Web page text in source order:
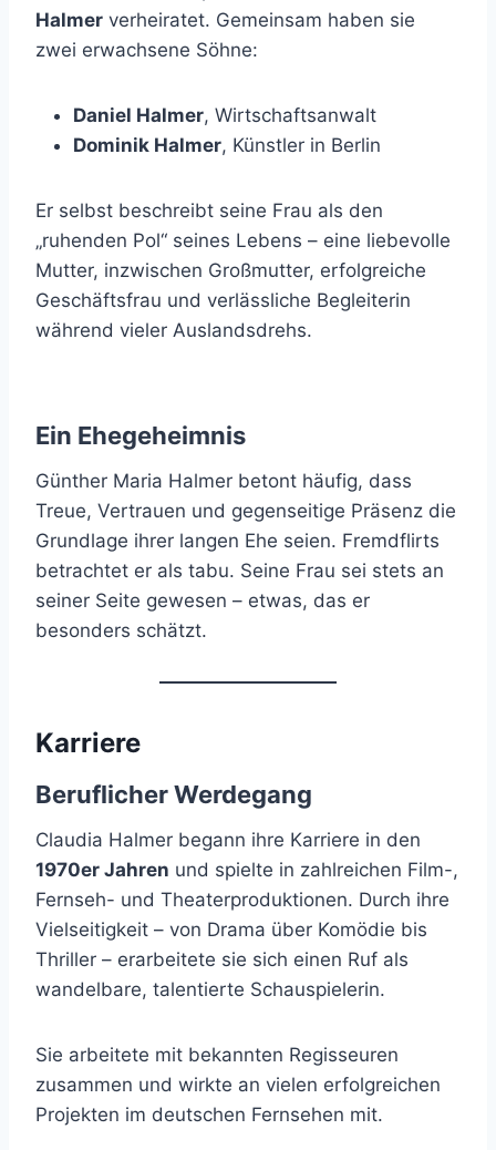
Halmer verheiratet. Gemeinsam haben sie
zwei erwachsene Söhne:
Daniel Halmer, Wirtschaftsanwalt
Dominik Halmer, Künstler in Berlin
Er selbst beschreibt seine Frau als den
„ruhenden Pol“ seines Lebens – eine liebevolle
Mutter, inzwischen Großmutter, erfolgreiche
Geschäftsfrau und verlässliche Begleiterin
während vieler Auslandsdrehs.
Ein Ehegeheimnis
Günther Maria Halmer betont häufig, dass
Treue, Vertrauen und gegenseitige Präsenz die
Grundlage ihrer langen Ehe seien. Fremdflirts
betrachtet er als tabu. Seine Frau sei stets an
seiner Seite gewesen – etwas, das er
besonders schätzt.
Karriere
Beruflicher Werdegang
Claudia Halmer begann ihre Karriere in den
1970er Jahren und spielte in zahlreichen Film-,
Fernseh- und Theaterproduktionen. Durch ihre
Vielseitigkeit – von Drama über Komödie bis
Thriller – erarbeitete sie sich einen Ruf als
wandelbare, talentierte Schauspielerin.
Sie arbeitete mit bekannten Regisseuren
zusammen und wirkte an vielen erfolgreichen
Projekten im deutschen Fernsehen mit.